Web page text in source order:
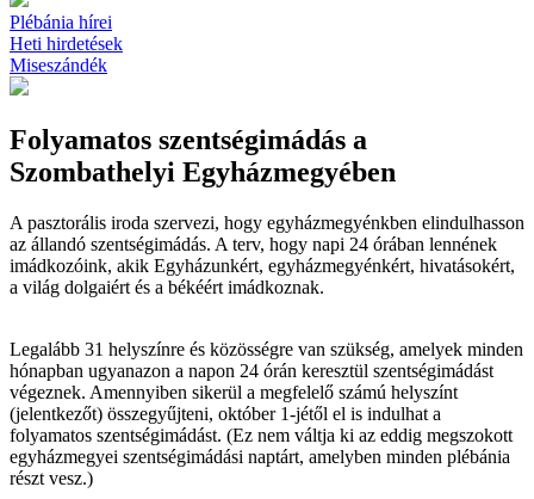
Plébánia hírei
Heti hirdetések
Miseszándék
Folyamatos szentségimádás a
Szombathelyi Egyházmegyében
A pasztorális iroda szervezi, hogy egyházmegyénkben elindulhasson
az állandó szentségimádás. A terv, hogy napi 24 órában lennének
imádkozóink, akik Egyházunkért, egyházmegyénkért, hivatásokért,
a világ dolgaiért és a békéért imádkoznak.
Legalább 31 helyszínre és közösségre van szükség, amelyek minden
hónapban ugyanazon a napon 24 órán keresztül szentségimádást
végeznek. Amennyiben sikerül a megfelelő számú helyszínt
(jelentkezőt) összegyűjteni, október 1-jétől el is indulhat a
folyamatos szentségimádást. (Ez nem váltja ki az eddig megszokott
egyházmegyei szentségimádási naptárt, amelyben minden plébánia
részt vesz.)